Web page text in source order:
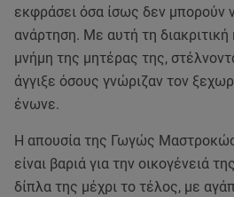
εκφράσει όσα ίσως δεν μπορούν
ανάρτηση. Με αυτή τη διακριτική
μνήμη της μητέρας της,
άγγιξε όσους γνώριζαν τον
ένωνε.
Η απουσία της Γωγώς
είναι βαριά για την οικογένειά
δίπλα της μέχρι το τέλος, με